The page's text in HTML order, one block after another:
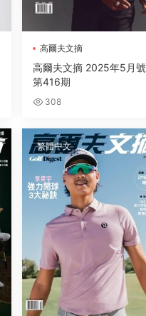
高爾夫文摘
高爾夫文摘 2025年5月號
第416期
308
繁體中文